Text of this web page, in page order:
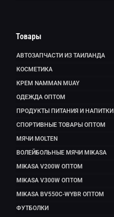
Товары
АВТОЗАПЧАСТИ ИЗ ТАИЛАНДА
КОСМЕТИКА
КРЕМ NAMMAN MUAY
ОДЕЖДА ОПТОМ
ПРОДУКТЫ ПИТАНИЯ И НАПИТКИ
СПОРТИВНЫЕ ТОВАРЫ ОПТОМ
МЯЧИ MOLTEN
ВОЛЕЙБОЛЬНЫЕ МЯЧИ MIKASA
MIKASA V200W ОПТОМ
MIKASA V300W ОПТОМ
MIKASA BV550C-WYBR ОПТОМ
ФУТБОЛКИ